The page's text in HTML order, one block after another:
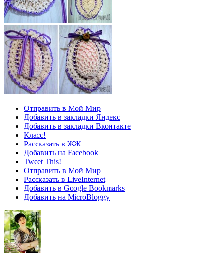
Отправить в Мой Мир
Добавить в закладки Яндекс
Добавить в закладки Вконтакте
Класс!
Рассказать в ЖЖ
Добавить на Facebook
Tweet This!
Отправить в Мой Мир
Рассказать в LiveInternet
Добавить в Google Bookmarks
Добавить на MicroBloggy